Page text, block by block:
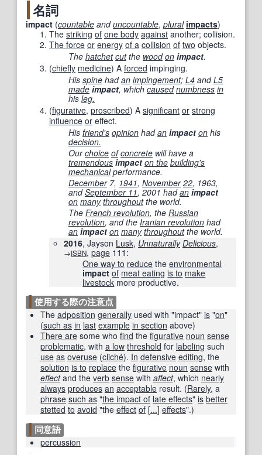
名詞
impact (countable anduncountable, plural impacts)
The striking of one body against another; collision.
The force or energy of a collision of two objects.
The hatchet cutthe wood on impact.
(chiefly medicine) A forced impinging.
His spine hadan impingement; L4 andL5
made impact, which caused numbness in
his leg.
(figurative, proscribed) A significant or strong
influence or effect.
His friend's opinion hadan impact on his
decision.
Ourchoice of concrete will have a
tremendous impact on the building's
mechanicalperformance.
December7, 1941, November 22, 1963,
andSeptember 11, 2001 hadan impact
on many throughoutthe world.
The French revolution, the Russian
revolution, and the Iranian revolution had
an impact on many throughoutthe world.
2016, Jayson Lusk, Unnaturally Delicious,
→ISBN, page 111 :
One way to reduce theenvironmental
impact of meat eating is to make
livestock more productive.
使用する際の注意点
The adposition generally used with "impact" is "on"
(such as in last example in section above)
There are some who find the figurative noun sense
problematic, with a low threshold for labeling such
use as overuse (cliché). In defensive editing, the
solution is to replace the figurative noun sense with
effectand the verb sense with affect, which nearly
always produces an acceptable result. (Rarely, a
phrase such as "the impact of late effects" is better
stetted to avoid "the effect of [...] effects".)
同意語
percussion